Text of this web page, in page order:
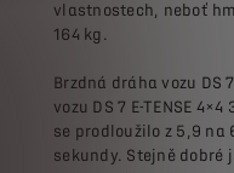
vlastnostech, neboť
164 kg.
Brzdná dráha vozu DS
vozu DS 7 E-TENSE
se prodloužilo z 5,9 na
sekundy. Stejně